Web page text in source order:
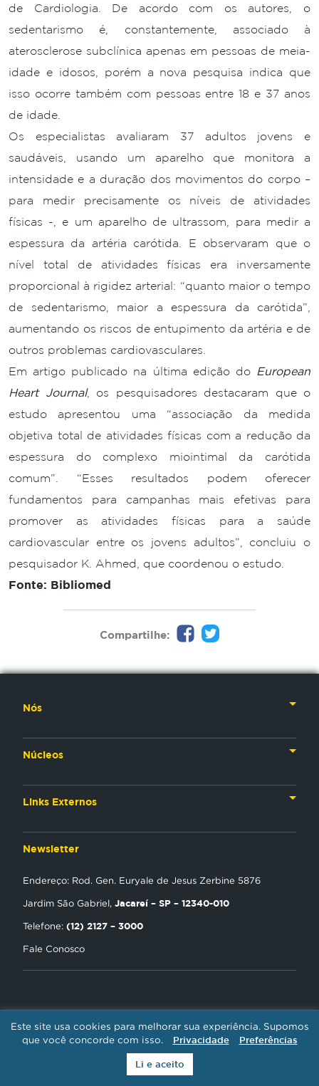
de Cardiologia. De acordo com os autores, o
sedentarismo é, constantemente, associado à
aterosclerose subclínica apenas em pessoas de meia-
idade e idosos, porém a nova pesquisa indica que
isso ocorre também com pessoas entre 18 e 37 anos
de idade.
Os especialistas avaliaram 37 adultos jovens e
saudáveis, usando um aparelho que monitora a
intensidade e a duração dos movimentos do corpo –
para medir precisamente os níveis de atividades
físicas -, e um aparelho de ultrassom, para medir a
espessura da artéria carótida. E observaram que o
nível total de atividades físicas era inversamente
proporcional à rigidez arterial: “quanto maior o tempo
de sedentarismo, maior a espessura da carótida”,
aumentando os riscos de entupimento da artéria e de
outros problemas cardiovasculares.
Em artigo publicado na última edição do European
Heart Journal, os pesquisadores destacaram que o
estudo apresentou uma “associação da medida
objetiva total de atividades físicas com a redução da
espessura do complexo miointimal da carótida
comum”. “Esses resultados podem oferecer
fundamentos para campanhas mais efetivas para
promover as atividades físicas para a saúde
cardiovascular entre os jovens adultos”, concluiu o
pesquisador K. Ahmed, que coordenou o estudo.
Fonte: Bibliomed
Compartilhe:
Nós
Núcleos
Links Externos
Encontre uma Igreja
Trabalhe Conosco
Newsletter
Endereço: Rod. Gen. Euryale de Jesus Zerbine 5876
Jardim São Gabriel, Jacareí – SP – 12340-010
Telefone: (12) 2127 – 3000
Fale Conosco
REDE NOVO TEMPO DE COMUNICAÇÃO / CNPJ: 01.385.423/0001-30 -
Todos os direitos reservados.
Este site usa cookies para melhorar sua experiência. Supomos
que você concorde com isso.
Privacidade Preferências
Li e aceito